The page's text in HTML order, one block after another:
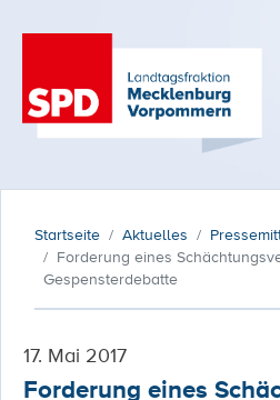
Startseite Aktuelles
Forderung eines
Gespensterdebatte
17. Mai 2017
Forderung eines